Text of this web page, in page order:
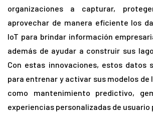
organizaciones a capturar,
aprovechar de manera eficiente los
IoT para brindar información
además de ayudar a construir sus
Con estas innovaciones, estos datos
para entrenar y activar sus modelos de
como mantenimiento predictivo,
experiencias personalizadas de usuario